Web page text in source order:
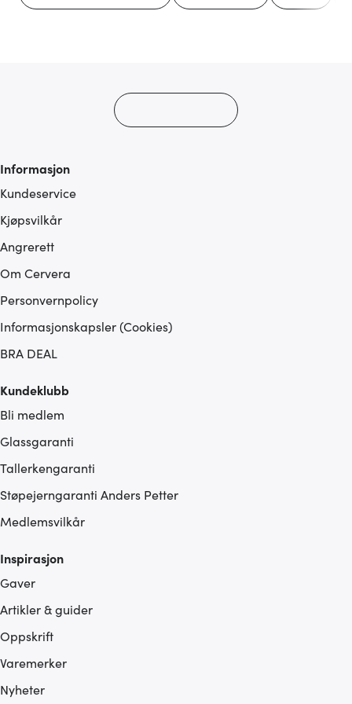
Informasjon
Kundeservice
Kjøpsvilkår
Angrerett
Om Cervera
Personvernpolicy
Informasjonskapsler (Cookies)
BRA DEAL
Kundeklubb
Bli medlem
Glassgaranti
Tallerkengaranti
Støpejerngaranti Anders Petter
Medlemsvilkår
Inspirasjon
Gaver
Artikler & guider
Oppskrift
Varemerker
Nyheter